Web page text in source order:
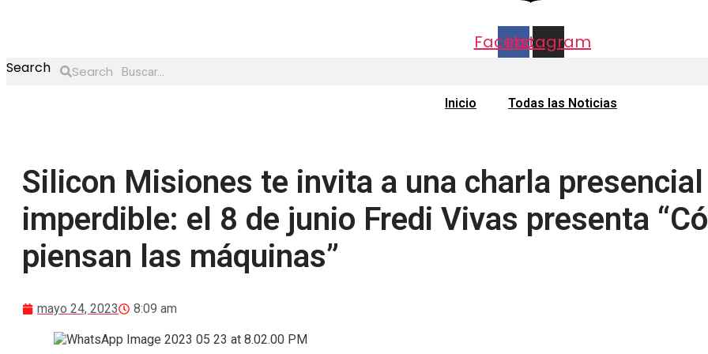
Facebook
Instagram
Search Search
Inicio Todas las Noticias
Silicon Misiones te invita a una charla presencial
imperdible: el 8 de junio Fredi Vivas presenta
piensan las máquinas”
mayo 24, 2023 8:09 am